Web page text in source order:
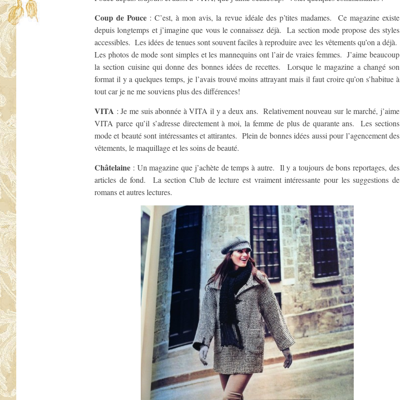
Coup de Pouce : C’est, à mon avis, la revue idéale des p’tites madames. Ce magazine existe
depuis longtemps et j’imagine que vous le connaissez déjà. La section mode propose des styles
accessibles. Les idées de tenues sont souvent faciles à reproduire avec les vêtements qu’on a déjà.
Les photos de mode sont simples et les mannequins ont l’air de vraies femmes. J’aime beaucoup
la section cuisine qui donne des bonnes idées de recettes. Lorsque le magazine a changé son
format il y a quelques temps, je l’avais trouvé moins attrayant mais il faut croire qu’on s’habitue à
tout car je ne me souviens plus des différences!
VITA : Je me suis abonnée à VITA il y a deux ans. Relativement nouveau sur le marché, j’aime
VITA parce qu’il s’adresse directement à moi, la femme de plus de quarante ans. Les sections
mode et beauté sont intéressantes et attirantes. Plein de bonnes idées aussi pour l’agencement des
vêtements, le maquillage et les soins de beauté.
Châtelaine : Un magazine que j’achète de temps à autre. Il y a toujours de bons reportages, des
articles de fond. La section Club de lecture est vraiment intéressante pour les suggestions de
romans et autres lectures.